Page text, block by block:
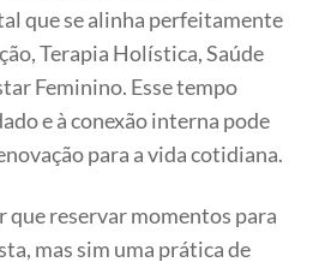
que se alinha perfeitamente
Terapia Holística, Saúde
Feminino. Esse tempo
e à conexão interna pode
para a vida cotidiana.
que reservar momentos para
mas sim uma prática de